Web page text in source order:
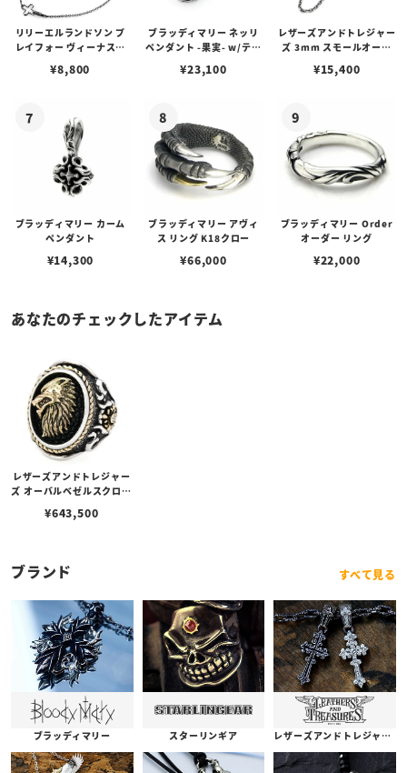
リリーエルランドソン プ
レイフォー ヴィーナスチ
¥8,800
ブラッディマリー ネッリ
ペンダント -果実- w/ティ
¥23,100
レザーズアンドトレジャー
ズ 3mm スモールオーバ
ブスタークラスプ＆LTロ
¥15,400
ブラッディマリー カーム
ペンダント
¥14,300
ブラッディマリー アヴィ
ス リング K18クロー
¥66,000
ブラッディマリー Order
オーダー リング
¥22,000
あなたのチェックしたアイテム
レザーズアンドトレジャー
ズ オーバルベゼルスクロー
ウルフ&クロス＆ロープエ
ラック）
¥643,500
ブランド すべて見る
ブラッディマリー スターリンギア レザーズアンドトレジャーズ